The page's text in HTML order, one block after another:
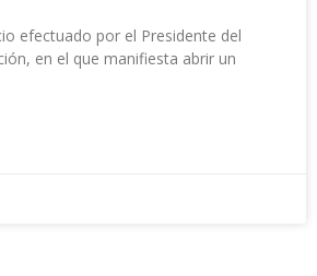
efectuado por el Presidente del
en el que manifiesta abrir un